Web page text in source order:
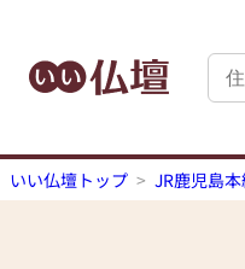
いい仏壇トップ JR鹿児島